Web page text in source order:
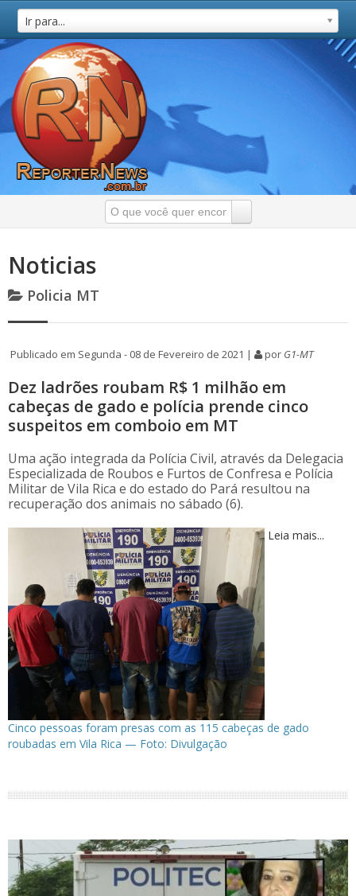
Ir para...
Noticias
Policia MT
Publicado em Segunda - 08 de Fevereiro de 2021 | por G1-MT
Dez ladrões roubam R$ 1 milhão em
cabeças de gado e polícia prende cinco
suspeitos em comboio em MT
Uma ação integrada da Polícia Civil, através da Delegacia
Especializada de Roubos e Furtos de Confresa e Polícia
Militar de Vila Rica e do estado do Pará resultou na
recuperação dos animais no sábado (6).
Leia mais...
Cinco pessoas foram presas com as 115 cabeças de gado
roubadas em Vila Rica — Foto: Divulgação